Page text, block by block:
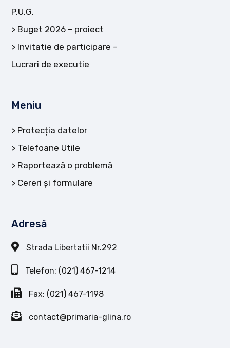
P.U.G.
Buget 2026 – proiect
Invitatie de participare –
Lucrari de executie
Meniu
Protecția datelor
Telefoane Utile
Raportează o problemă
Cereri și formulare
Adresă
Strada Libertatii Nr.292
Telefon: (021) 467-1214
Fax: (021) 467-1198
contact@primaria-glina.ro